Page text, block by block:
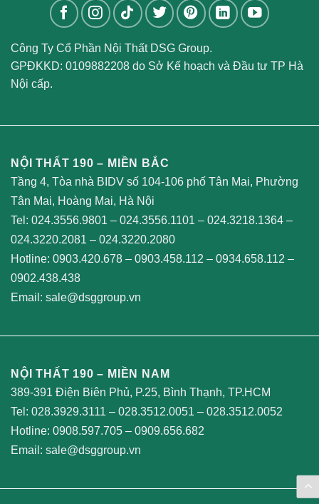
Công Ty Cổ Phần Nội Thất DSG Group.
GPĐKKD: 0109882208 do Sở Kế hoạch và Đầu tư TP Hà
Nội cấp.
NỘI THẤT 190 – MIỀN BẮC
Tầng 4, Tòa nhà BIDV số 104-106 phố Tân Mai, Phường
Tân Mai, Hoàng Mai, Hà Nội
Tel: 024.3556.9801 – 024.3556.1101 – 024.3218.1364 –
024.3220.2081 – 024.3220.2080
Hotline: 0903.420.678 – 0903.458.112 – 0934.658.112 –
0902.438.438
Email: sale@dsggroup.vn
NỘI THẤT 190 – MIỀN NAM
389-391 Điện Biên Phủ, P.25, Bình Thạnh, TP.HCM
Tel: 028.3929.3111 – 028.3512.0051 – 028.3512.0052
Hotline: 0908.597.705 – 0909.656.682
Email: sale@dsggroup.vn